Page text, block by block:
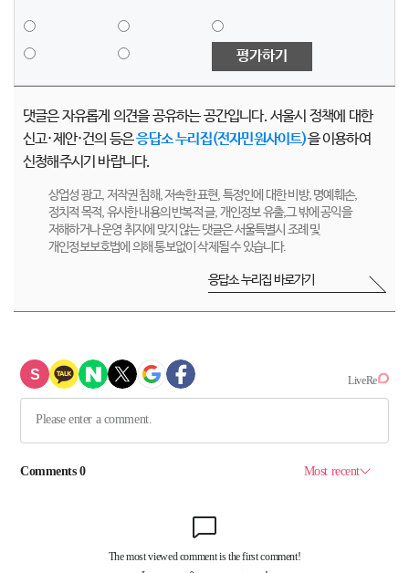
평가하기
댓글은 자유롭게 의견을 공유하는 공간입니다. 서울시 정책에 대한
신고·제안·건의 등은응답소 누리집(전자민원사이트)을 이용하여
신청해주시기 바랍니다.
상업성 광고, 저작권 침해, 저속한 표현, 특정인에 대한 비방, 명예훼손,
정치적 목적, 유사한 내용의 반복적 글, 개인정보 유출,그 밖에 공익을
저해하거나 운영 취지에 맞지 않는 댓글은 서울특별시 조례 및
개인정보보호법에 의해 통보없이 삭제될 수 있습니다.
응답소 누리집 바로가기